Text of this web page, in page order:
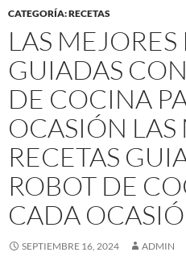
CATEGORÍA: RECETAS
LAS MEJORES
GUIADAS
DE COCINA
OCASIÓN LAS
RECETAS
ROBOT DE
CADA
SEPTIEMBRE 16, 2024 ADMIN